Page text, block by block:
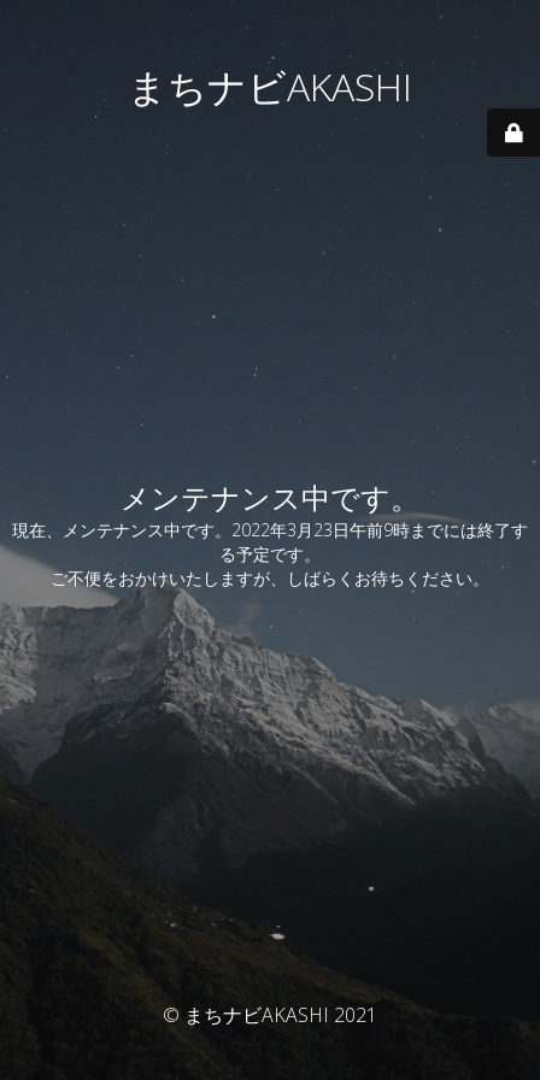
まちナビAKASHI
メンテナンス中です。
現在、メンテナンス中です。2022年3月23日午前9時までには終了す
る予定です。
ご不便をおかけいたしますが、しばらくお待ちください。
© まちナビAKASHI 2021